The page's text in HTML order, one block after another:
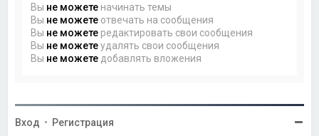
Вы не можете начинать темы
Вы не можете отвечать на сообщения
Вы не можете редактировать свои сообщения
Вы не можетеудалять свои сообщения
Вы не можете добавлять вложения
Вход • Регистрация